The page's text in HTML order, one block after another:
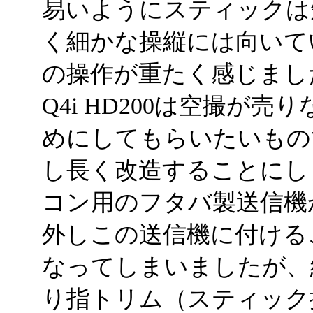
易いようにスティック
く細かな操縦には向い
の操作が重たく感じま
Q4i HD200は空撮が売
めにしてもらいたいも
し長く改造することに
コン用のフタバ製送信
外しこの送信機に付け
なってしまいましたが
り指トリム（スティッ